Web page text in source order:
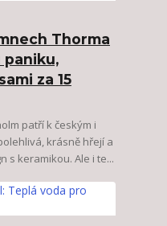
Thorma
paniku,
za 15
patří k českým i
krásně hřejí a
s keramikou. Ale i te...